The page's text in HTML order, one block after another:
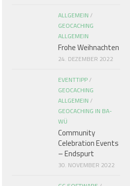
ALLGEMEIN /
GEOCACHING
ALLGEMEIN
Frohe Weihnachten
24. DEZEMBER 2022
EVENTTIPP/
GEOCACHING
ALLGEMEIN /
GEOCACHING IN BA-
WÜ
Community
Celebration Events
– Endspurt
30. NOVEMBER 2022